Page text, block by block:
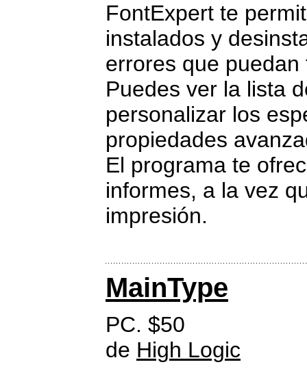
FontExpert te
instalados y
errores que
Puedes ver la lista
personalizar los
propiedades
El programa te
informes, a la vez
impresión.
MainType
PC. $50
de High Logic